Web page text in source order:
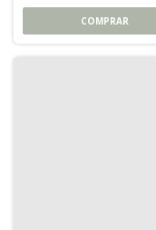
COMPRAR